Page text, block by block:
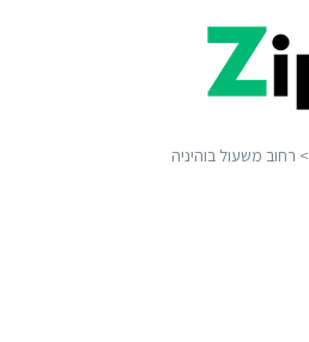
> רחוב משעול בוהיניה